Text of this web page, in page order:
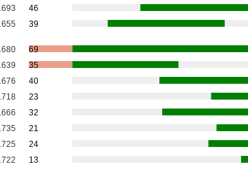
46
39
69
35
40
23
32
21
24
13